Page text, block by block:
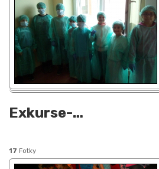
Exkurse-…
17 Fotky